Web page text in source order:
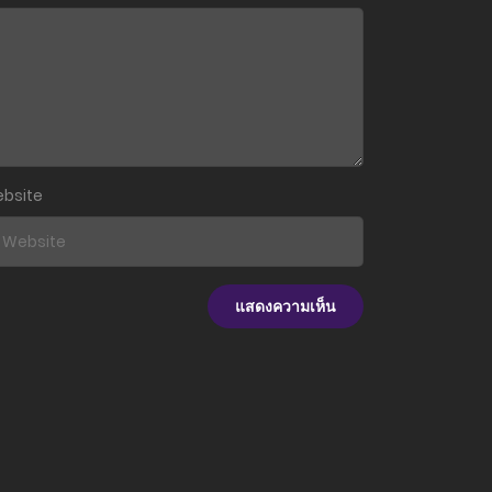
19 มิถุนายน 2026